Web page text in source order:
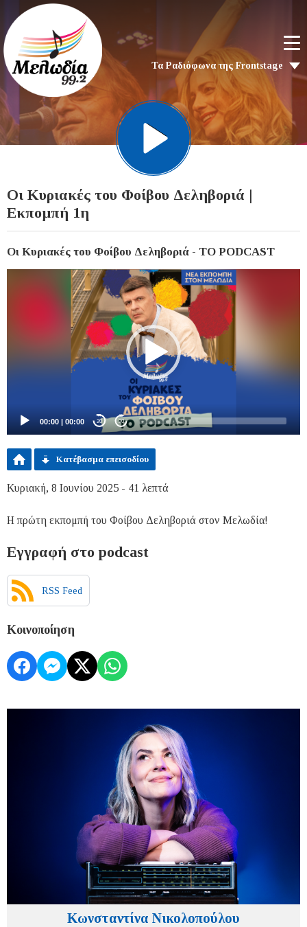
Τα Ραδιόφωνα της Frontstage
Οι Κυριακές του Φοίβου Δεληβοριά |
Εκπομπή 1η
Οι Κυριακές του Φοίβου Δεληβοριά - ΤΟ PODCAST
00:00 | 00:00 20 20
Κατέβασμα επεισοδίου
Κυριακή, 8 Ιουνίου 2025 - 41 λεπτά
Η πρώτη εκπομπή του Φοίβου Δεληβοριά στον Μελωδία!
Εγγραφή στο podcast
RSS Feed
Κοινοποίηση
Κωνσταντίνα Νικολοπούλου